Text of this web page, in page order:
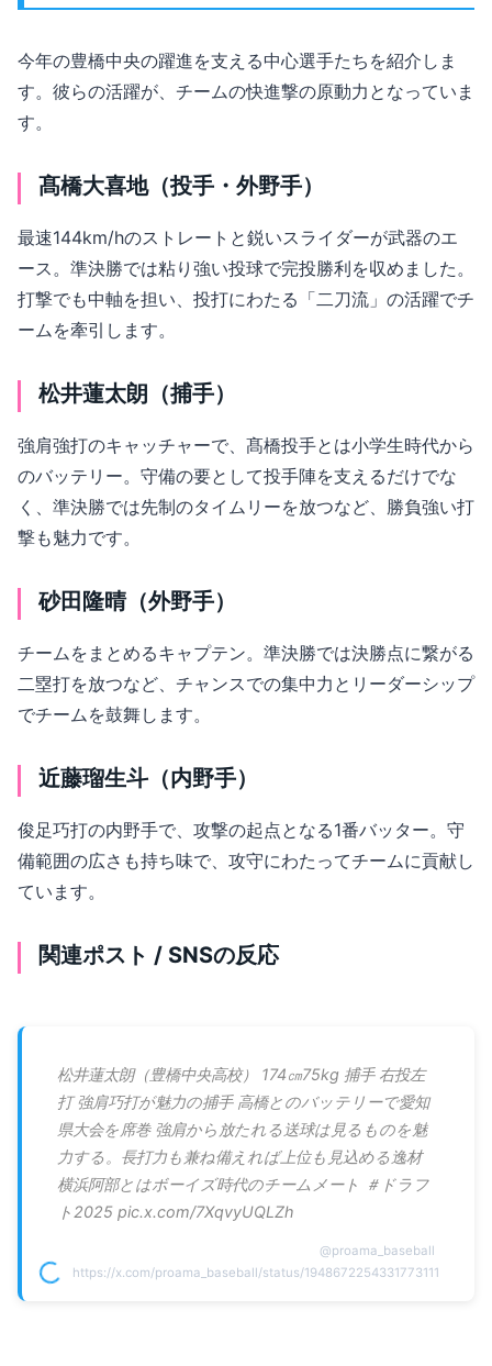
今年の豊橋中央の躍進を支える中心選手たちを紹介しま
す。彼らの活躍が、チームの快進撃の原動力となっていま
す。
髙橋大喜地（投手・外野手）
最速144km/hのストレートと鋭いスライダーが武器のエ
ース。準決勝では粘り強い投球で完投勝利を収めました。
打撃でも中軸を担い、投打にわたる「二刀流」の活躍でチ
ームを牽引します。
松井蓮太朗（捕手）
強肩強打のキャッチャーで、髙橋投手とは小学生時代から
のバッテリー。守備の要として投手陣を支えるだけでな
く、準決勝では先制のタイムリーを放つなど、勝負強い打
撃も魅力です。
砂田隆晴（外野手）
チームをまとめるキャプテン。準決勝では決勝点に繋がる
二塁打を放つなど、チャンスでの集中力とリーダーシップ
でチームを鼓舞します。
近藤瑠生斗（内野手）
俊足巧打の内野手で、攻撃の起点となる1番バッター。守
備範囲の広さも持ち味で、攻守にわたってチームに貢献し
ています。
関連ポスト / SNSの反応
松井蓮太朗（豊橋中央高校） 174㎝75kg 捕手 右投左
打 強肩巧打が魅力の捕手 高橋とのバッテリーで愛知
県大会を席巻 強肩から放たれる送球は見るものを魅
力する。長打力も兼ね備えれば上位も見込める逸材
横浜阿部とはボーイズ時代のチームメート ＃ドラフ
ト2025 pic.x.com/7XqvyUQLZh
@proama_baseball
https://x.com/proama_baseball/status/1948672254331773111